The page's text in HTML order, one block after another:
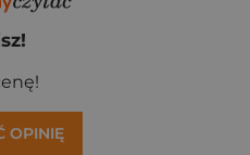
OPINIĘ